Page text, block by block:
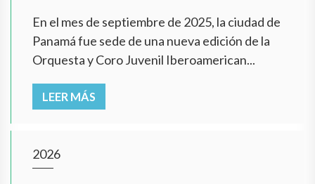
En el mes de septiembre de 2025, la ciudad de
Panamá fue sede de una nueva edición de la
Orquesta y Coro Juvenil Iberoamerican...
LEER MÁS
2026